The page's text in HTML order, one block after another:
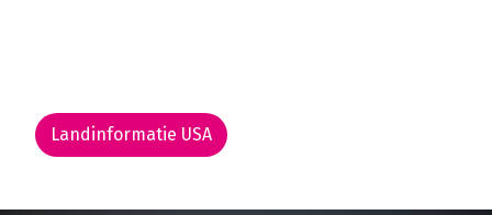
Landinformatie USA